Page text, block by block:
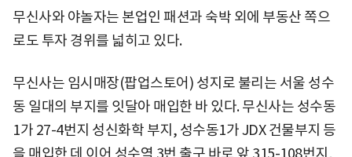
무신사와 야놀자는 본업인 패션과 숙박 외에 부동산 쪽으
로도 투자 경위를 넓히고 있다.
무신사는 임시매장(팝업스토어) 성지로 불리는 서울 성수
동 일대의 부지를 잇달아 매입한 바 있다. 무신사는 성수동
1가 27-4번지 성신화학 부지, 성수동1가 JDX 건물부지 등
을 매입한 데 이어 성수역 3번 출구 바로 앞 315-108번지,